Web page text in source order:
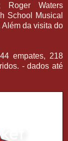
Roger Waters
School Musical
Além da visita do
empates, 218
- dados até